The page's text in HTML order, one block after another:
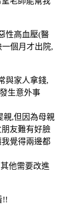
性高血壓(醫
個月才出院,
與家人拿錢,
生意外事
親,但因為母親
友難有好臉
覺得兩邊都
他需要改進
!!